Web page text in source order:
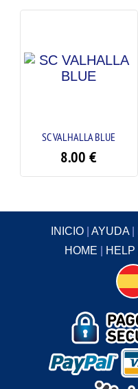
SC VALHALLA BLUE
8.00 €
INICIO| AYUDA|
HOME
HELP